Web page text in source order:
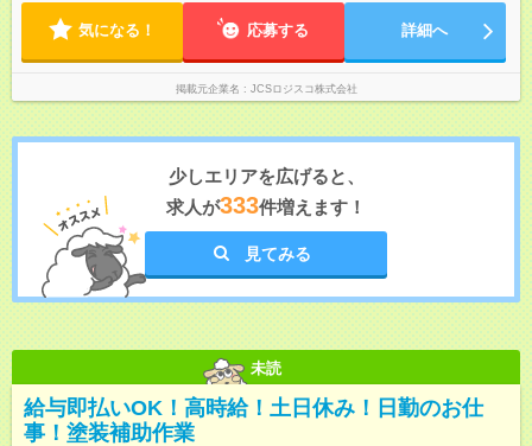
気になる！ 応募する 詳細へ
掲載元企業名 JCSロジスコ株式会社
少しエリアを広げると、
求人が333件増えます！
見てみる
未読
給与即払いOK！高時給！土日休み！日勤のお仕
事！塗装補助作業